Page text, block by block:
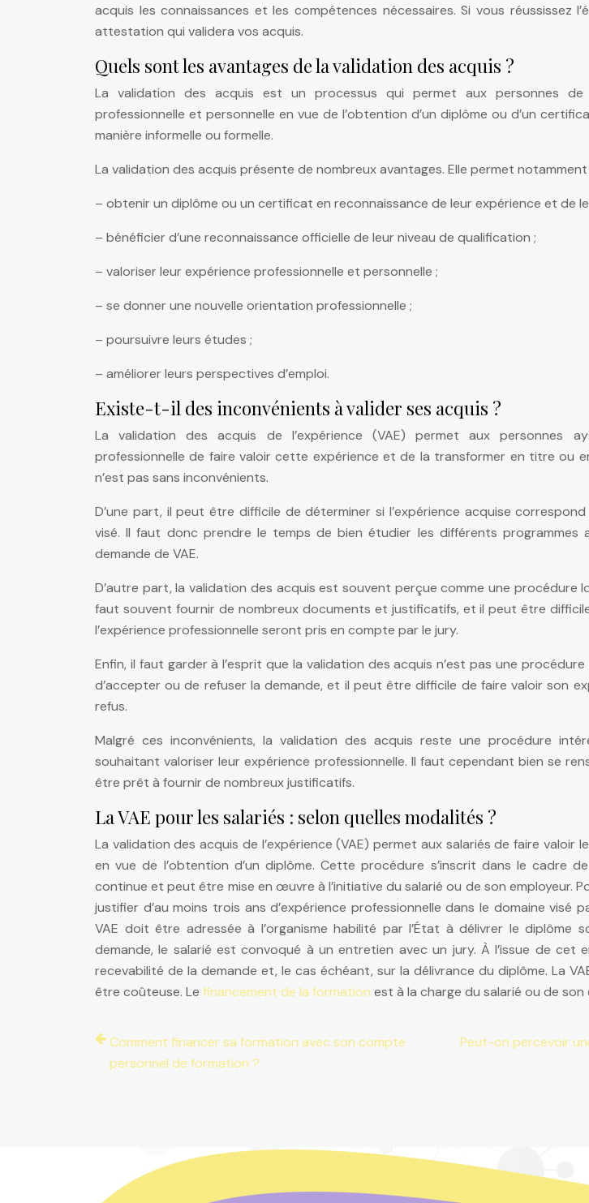
acquis les connaissances et les compétences nécessaires. Si vous réussissez
attestation qui validera vos acquis.
Quels sont les avantages de la validation des acquis ?
La validation des acquis est un processus qui permet aux personnes de
professionnelle et personnelle en vue de l’obtention d’un diplôme ou d’un
manière informelle ou formelle.
La validation des acquis présente de nombreux avantages. Elle permet
– obtenir un diplôme ou un certificat en reconnaissance de leur expérience et de
– bénéficier d’une reconnaissance officielle de leur niveau de qualification ;
– valoriser leur expérience professionnelle et personnelle ;
– se donner une nouvelle orientation professionnelle ;
– poursuivre leurs études ;
– améliorer leurs perspectives d’emploi.
Existe-t-il des inconvénients à valider ses acquis ?
La validation des acquis de l’expérience (VAE) permet aux personnes
professionnelle de faire valoir cette expérience et de la transformer en titre ou
n’est pas sans inconvénients.
D’une part, il peut être difficile de déterminer si l’expérience acquise
visé. Il faut donc prendre le temps de bien étudier les différents programmes
demande de VAE.
D’autre part, la validation des acquis est souvent perçue comme une procédure
faut souvent fournir de nombreux documents et justificatifs, et il peut être
l’expérience professionnelle seront pris en compte par le jury.
Enfin, il faut garder à l’esprit que la validation des acquis n’est pas une
d’accepter ou de refuser la demande, et il peut être difficile de faire valoir son
refus.
Malgré ces inconvénients, la validation des acquis reste une procédure
souhaitant valoriser leur expérience professionnelle. Il faut cependant bien se
être prêt à fournir de nombreux justificatifs.
La VAE pour les salariés : selon quelles modalités ?
La validation des acquis de l’expérience (VAE) permet aux salariés de faire valoir
en vue de l’obtention d’un diplôme. Cette procédure s’inscrit dans le cadre
continue et peut être mise en œuvre à l’initiative du salarié ou de son employeur.
justifier d’au moins trois ans d’expérience professionnelle dans le domaine visé
VAE doit être adressée à l’organisme habilité par l’État à délivrer le diplôme
demande, le salarié est convoqué à un entretien avec un jury. À l’issue de cet
recevabilité de la demande et, le cas échéant, sur la délivrance du diplôme. La
être coûteuse. Le financement de la formation est à la charge du salarié ou de son
Comment financer sa formation avec son compte
personnel de formation ?
Peut-on percevoir